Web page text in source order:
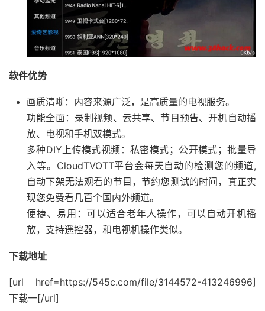
软件优势
画质清晰：内容来源广泛，是高质量的电视服务。
功能全面：录制视频、云共享、节目预告、开机自动播
放、电视和手机双模式。
多种DIY上传模式视频：私密模式；公开模式；批量导
入等。CloudTVOTT平台会每天自动的检测您的频道,
自动下架无法观看的节目，节约您测试的时间，真正实
现您免费看几百个国内外频道。
便捷、易用：可以适合老年人操作，可以自动开机播
放，支持遥控器，和电视机操作类似。
下载地址
[url href=https://545c.com/file/3144572-413246996]
下载一[/url]